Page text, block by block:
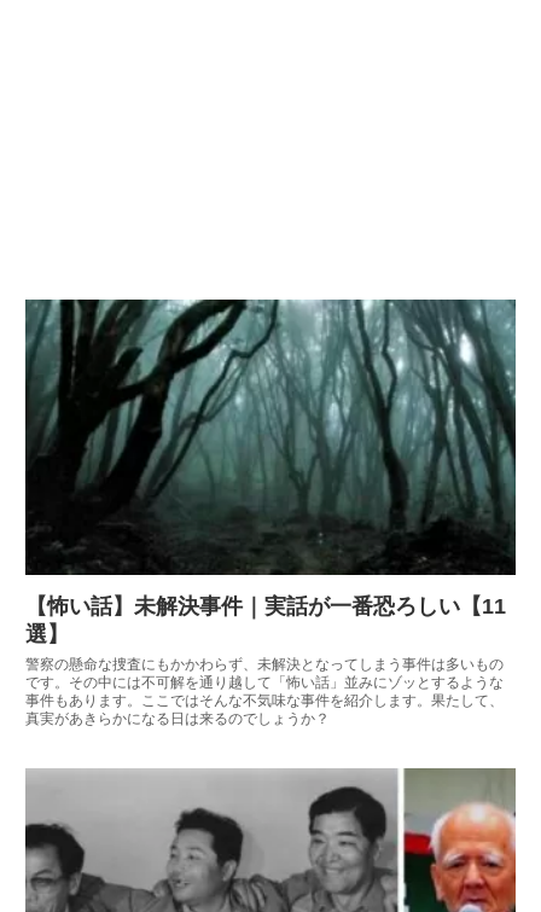
【怖い話】未解決事件｜実話が一番恐ろしい【11
選】
警察の懸命な捜査にもかかわらず、未解決となってしまう事件は多いもの
です。その中には不可解を通り越して「怖い話」並みにゾッとするような
事件もあります。ここではそんな不気味な事件を紹介します。果たして、
真実があきらかになる日は来るのでしょうか？